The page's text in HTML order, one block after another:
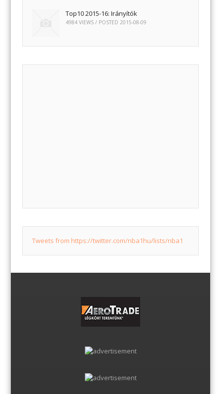
Top10 2015-16: Irányítók
4984 VIEWS / POSTED 2015-08-09
Tweets from https://twitter.com/nba1hu/lists/nba1